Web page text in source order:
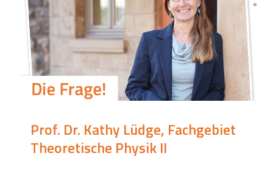
Prof. Dr. Kathy Lüdge, Fachgebiet
Theoretische Physik II